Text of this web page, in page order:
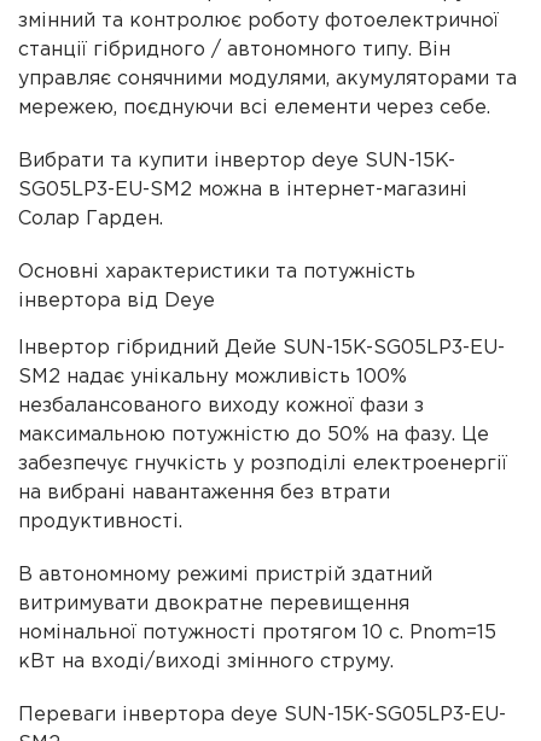
змінний та контролює роботу фотоелектричної
станції гібридного / автономного типу. Він
управляє сонячними модулями, акумуляторами та
мережею, поєднуючи всі елементи через себе.
Вибрати та купити інвертор deye SUN-15K-
SG05LP3-EU-SM2 можна в інтернет-магазині
Солар Гарден.
Основні характеристики та потужність
інвертора від Deye
Інвертор гібридний Дейе SUN-15K-SG05LP3-EU-
SM2 надає унікальну можливість 100%
незбалансованого виходу кожної фази з
максимальною потужністю до 50% на фазу. Це
забезпечує гнучкість у розподілі електроенергії
на вибрані навантаження без втрати
продуктивності.
В автономному режимі пристрій здатний
витримувати двократне перевищення
номінальної потужності протягом 10 с. Pnom=15
кВт на вході/виході змінного струму.
Переваги інвертора deye SUN-15K-SG05LP3-EU-